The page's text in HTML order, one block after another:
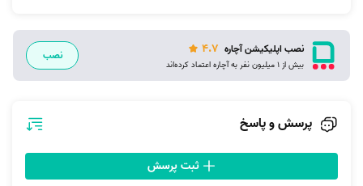
نصب اپلیکیشن آچاره 4.7
بیش از 1 میلیون نفر به آچاره اعتماد کرده‌اند
نصب
پرسش و پاسخ